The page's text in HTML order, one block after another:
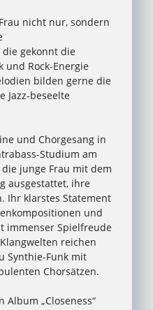
nicht nur, sondern
gekonnt die
und Rock-Energie
bilden gerne die
Jazz-beseelte
und Chorgesang in
Studium am
junge Frau mit dem
ausgestattet, ihre
Ihr klarstes Statement
und
immenser Spielfreude
reichen
Synthie-Funk mit
Chorsätzen.
„Closeness“